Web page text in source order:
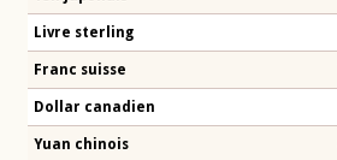
Livre sterling
Franc suisse
Dollar canadien
Yuan chinois